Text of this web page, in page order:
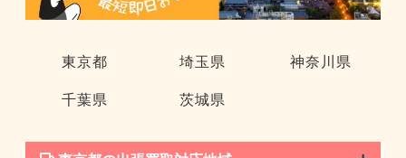
東京都 埼玉県 神奈川県
千葉県 茨城県